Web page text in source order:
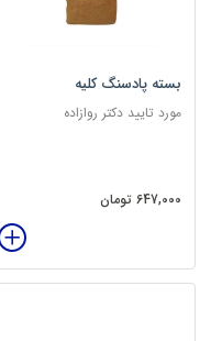
بسته پادسنگ کلیه
مورد تایید دکتر روازاده
647,000 تومان